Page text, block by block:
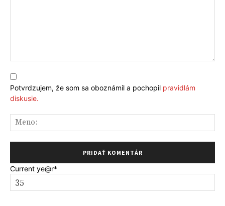
Potvrdzujem, že som sa oboznámil a pochopil pravidlám
diskusie.
Current ye@r*